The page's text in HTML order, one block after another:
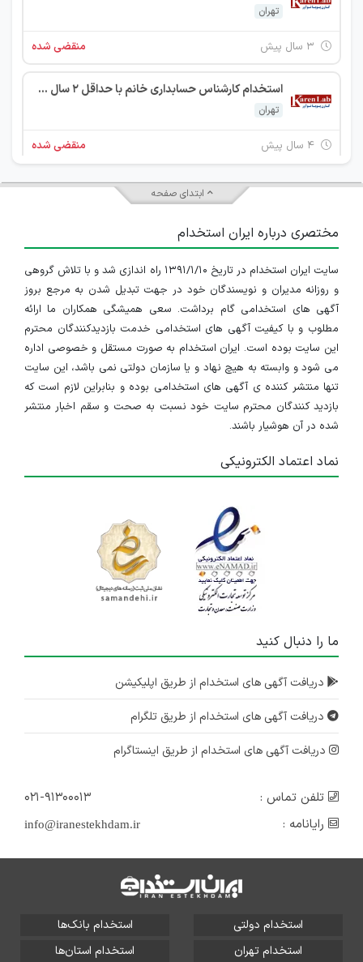
تهران
منقضی شده
استخدام کارشناس حسابداری خانم با حداقل 2 سال سابقه
تهران
منقضی شده
استخدام کارشناس حسابداری
۵ سال پیش منقضی شده
ابتدای صفحه
مختصری درباره ایران استخدام
سایت ایران استخدام در تاریخ ۱۳۹۱/۱/۱۰ راه اندازی شد و با تلاش گروهی
و روزانه مدیران و نویسندگان خود در جهت تبدیل شدن به مرجع بروز
آگهی های استخدامی گام برداشت. سعی همیشگی همکاران ما ارائه
مطلوب و با کیفیت آگهی های استخدامی خدمت بازدیدکنندگان محترم
این سایت بوده است. ایران استخدام به صورت مستقل و خصوصی اداره
می شود و وابسته به هیچ نهاد و یا سازمان دولتی نمی باشد، این سایت
تنها منتشر کننده ی آگهی های استخدامی بوده و بنابراین لازم است که
بازدید کنندگان محترم سایت خود نسبت به صحت و سقم اخبار منتشر
شده در آن هوشیار باشند.
نماد اعتماد الکترونیکی
ما را دنبال کنید
دریافت آگهی های استخدام از طریق اپلیکیشن
دریافت آگهی های استخدام از طریق تلگرام
دریافت آگهی های استخدام از طریق اینستاگرام
تلفن تماس :
۰۲۱-۹۱۳۰۰۰۱۳
رایانامه :
info@iranestekhdam.ir
استخدام دولتی
استخدام بانک‌ها
استخدام تهران
استخدام استان‌ها